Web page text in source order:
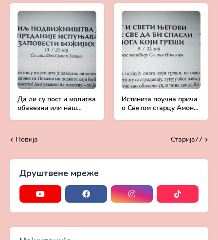
Да ли су пост и молитва
обавезни или наш
Истинита поучна прича
о Светом старцу Амону
Новија
Старијa77
Друштвене мреже